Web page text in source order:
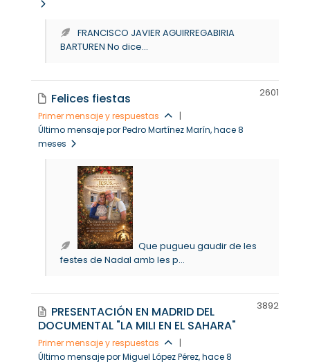
FRANCISCO JAVIER AGUIRREGABIRIA
BARTUREN No dice...
Felices fiestas
Primer mensaje y respuestas
|
Último mensaje por Pedro Martínez Marín, hace 8
meses
2601
Que pugueu gaudir de les
festes de Nadal amb les p...
PRESENTACIÓN EN MADRID DEL
DOCUMENTAL "LA MILI EN EL SAHARA"
Primer mensaje y respuestas
|
Último mensaje por Miguel López Pérez, hace 8
3892